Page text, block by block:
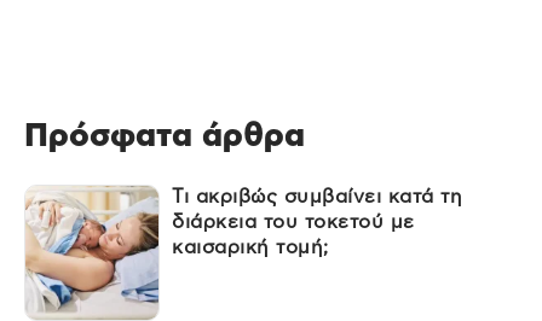
Πρόσφατα άρθρα
Τι ακριβώς συμβαίνει κατά τη
διάρκεια του τοκετού με
καισαρική τομή;